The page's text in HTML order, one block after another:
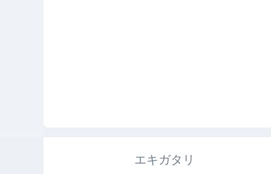
エキガタリ